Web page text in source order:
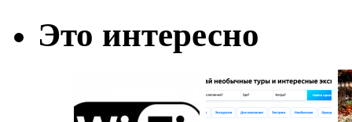
Это интересно